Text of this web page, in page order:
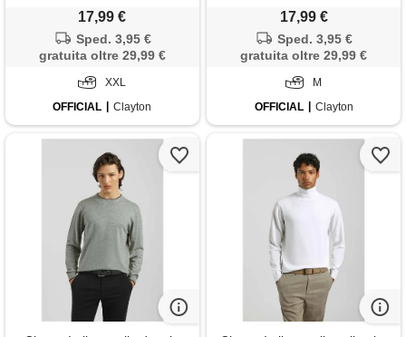
17,99 €
Sped. 3,95 €
gratuita oltre 29,99 €
XXL
OFFICIAL
Clayton
17,99 €
Sped. 3,95 €
gratuita oltre 29,99 €
M
OFFICIAL
Clayton